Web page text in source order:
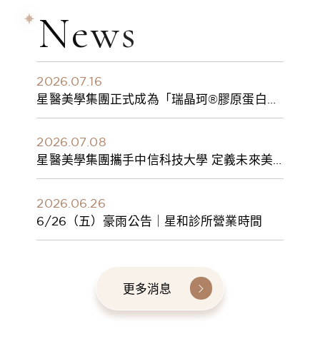
News
2026.07.16
星醫美學集團正式成為「瑞晶珂®膠原蛋白植
入劑」台灣獨家總代理
2026.07.08
星醫美學集團攜手中信科技大學 定義未來美
學人才新標準 建構健康美學產學共育模式 串
2026.06.26
6/26（五）豪雨公告｜星和診所營業時間
更多消息